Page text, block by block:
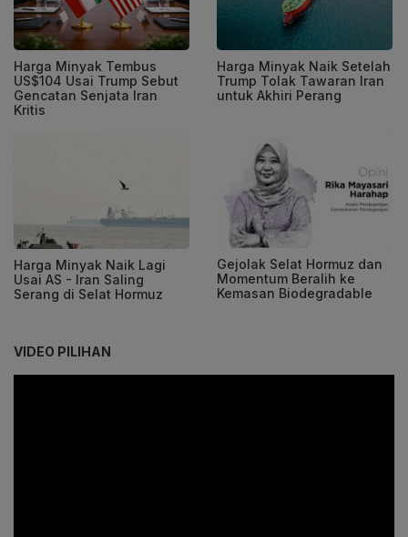
Harga Minyak Tembus
US$104 Usai Trump Sebut
Gencatan Senjata Iran
Kritis
Harga Minyak Naik Setelah
Trump Tolak Tawaran Iran
untuk Akhiri Perang
Harga Minyak Naik Lagi
Usai AS - Iran Saling
Serang di Selat Hormuz
Gejolak Selat Hormuz dan
Momentum Beralih ke
Kemasan Biodegradable
VIDEO PILIHAN